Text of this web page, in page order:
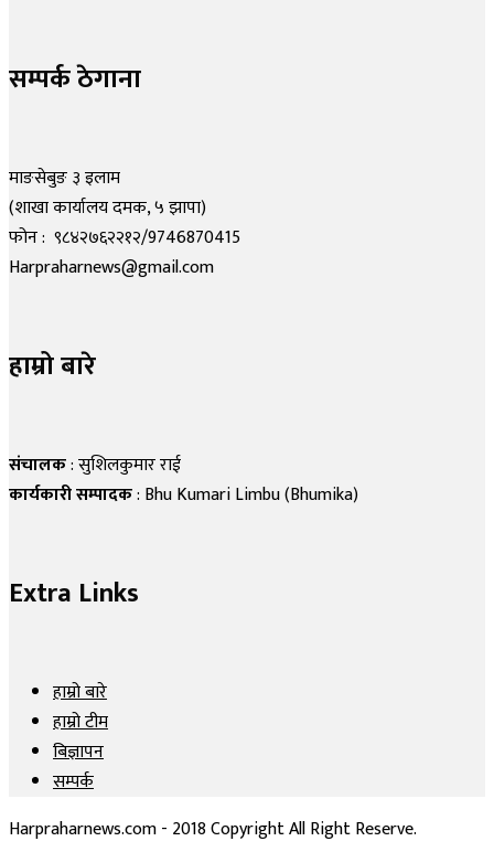
सम्पर्क ठेगाना
माङसेबुङ ३ इलाम
(शाखा कार्यालय दमक, ५ झापा)
फोन : ९८४२७६२२१२/9746870415
Harpraharnews@gmail.com
हाम्रो बारे
संचालक: सुशिलकुमार राई
कार्यकारी सम्पादक: Bhu Kumari Limbu (Bhumika)
Extra Links
हाम्रो बारे
हाम्रो टीम
बिज्ञापन
सम्पर्क
Harpraharnews.com - 2018 Copyright All Right Reserve.